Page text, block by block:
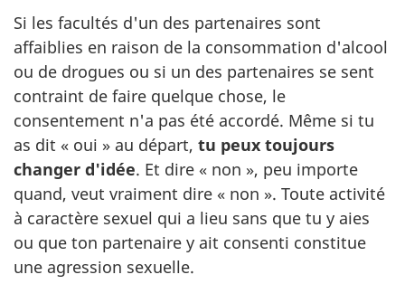
Si les facultés d'un des partenaires sont
affaiblies en raison de la consommation d'alcool
ou de drogues ou si un des partenaires se sent
contraint de faire quelque chose, le
consentement n'a pas été accordé. Même si tu
as dit « oui » au départ, tu peux toujours
changer d'idée. Et dire « non », peu importe
quand, veut vraiment dire « non ». Toute activité
à caractère sexuel qui a lieu sans que tu y aies
ou que ton partenaire y ait consenti constitue
une agression sexuelle.